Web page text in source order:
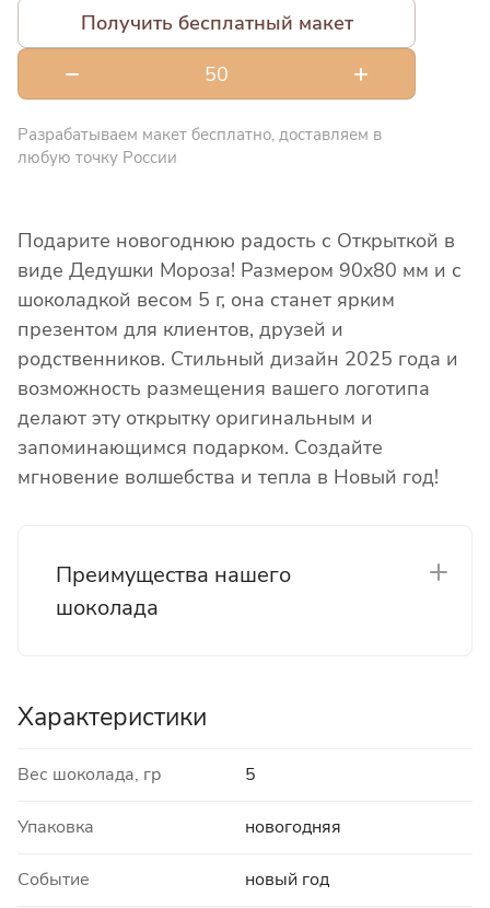
Получить бесплатный макет
Разрабатываем макет бесплатно, доставляем в
любую точку России
Подарите новогоднюю радость с Открыткой в
виде Дедушки Мороза! Размером 90x80 мм и с
шоколадкой весом 5 г, она станет ярким
презентом для клиентов, друзей и
родственников. Стильный дизайн 2025 года и
возможность размещения вашего логотипа
делают эту открытку оригинальным и
запоминающимся подарком. Создайте
мгновение волшебства и тепла в Новый год!
Преимущества нашего
шоколада
Характеристики
Вес шоколада, гр 5
Упаковка новогодняя
Событие новый год